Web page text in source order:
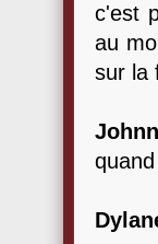
c'est
au
sur la